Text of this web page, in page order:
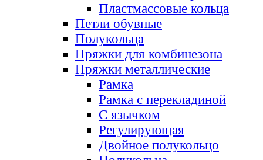
Пластмассовые кольца
Петли обувные
Полукольца
Пряжки для комбинезона
Пряжки металлические
Рамка
Рамка с перекладиной
С язычком
Регулирующая
Двойное полукольцо